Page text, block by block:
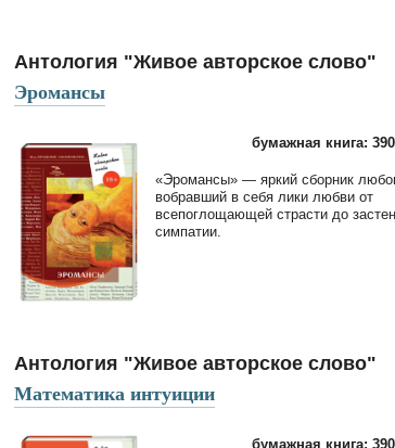
Антология "Живое авторское слово"
Эромансы
бумажная книга:
«Эромансы» — яркий сборник
вобравший в себя лики любви от
всепоглощающей страсти до
симпатии.
Антология "Живое авторское слово"
Математика интуиции
бумажная книга: